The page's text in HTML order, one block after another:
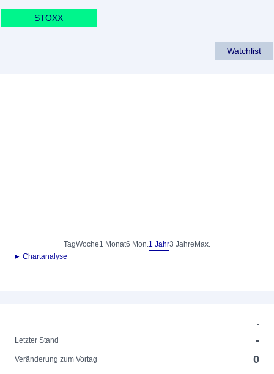
STOXX
Watchlist
TagWoche1 Monat6 Mon.1 Jahr3 Jahre Max.
► Chartanalyse
-
Letzter Stand
-
Veränderung zum Vortag 0